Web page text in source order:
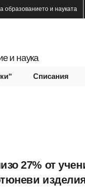
образованието и науката
и наука
Списания
27% от